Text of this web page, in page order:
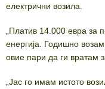
електрични возила.
„Платив 14.000 евра за
енергија. Годишно
овие пари да ги вратам
„Јас го имам истото